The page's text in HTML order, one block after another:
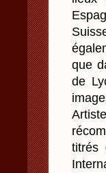
que
de
titrés